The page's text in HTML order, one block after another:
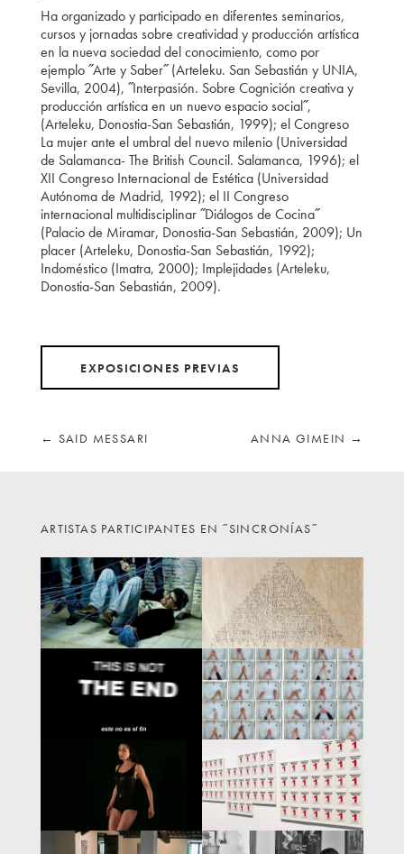
Ha organizado y participado en diferentes seminarios,
cursos y jornadas sobre creatividad y producción artística
en la nueva sociedad del conocimiento, como por
ejemplo ˝Arte y Saber˝ (Arteleku. San Sebastián y UNIA,
Sevilla, 2004), ˝Interpasión. Sobre Cognición creativa y
producción artística en un nuevo espacio social˝,
(Arteleku, Donostia-San Sebastián, 1999); el Congreso
La mujer ante el umbral del nuevo milenio (Universidad
de Salamanca- The British Council. Salamanca, 1996); el
XII Congreso Internacional de Estética (Universidad
Autónoma de Madrid, 1992); el II Congreso
internacional multidisciplinar ˝Diálogos de Cocina˝
(Palacio de Miramar, Donostia-San Sebastián, 2009); Un
placer (Arteleku, Donostia-San Sebastián, 1992);
Indoméstico (Imatra, 2000); Implejidades (Arteleku,
Donostia-San Sebastián, 2009).
EXPOSICIONES PREVIAS
← SAID MESSARI ANNA GIMEIN →
ARTISTAS PARTICIPANTES EN ˝SINCRONÍAS˝